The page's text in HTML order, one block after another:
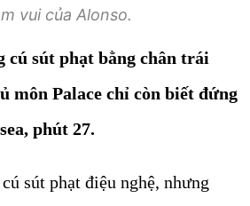
vui của Alonso.
cú sút phạt bằng chân trái
môn Palace chỉ còn biết đứng
phút 27.
sút phạt điệu nghệ, nhưng